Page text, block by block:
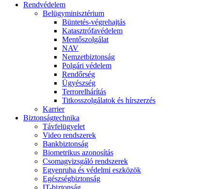
Rendvédelem
Belügyminisztérium
Büntetés-végrehajtás
Katasztrófavédelem
Mentőszolgálat
NAV
Nemzetbiztonság
Polgári védelem
Rendőrség
Ügyészség
Terrorelhárítás
Titkosszolgálatok és hírszerzés
Karrier
Biztonságtechnika
Távfelügyelet
Video rendszerek
Bankbiztonság
Biometrikus azonosítás
Csomagvizsgáló rendszerek
Egyenruha és védelmi eszközök
Egészségbiztonság
IT-biztonság